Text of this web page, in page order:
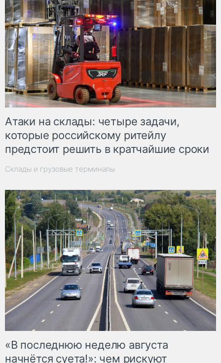
Атаки на склады: четыре задачи,
которые российскому ритейлу
предстоит решить в кратчайшие сроки
Склады и грузовые терминалы
«В последнюю неделю августа
начнётся суета!»: чем рискуют